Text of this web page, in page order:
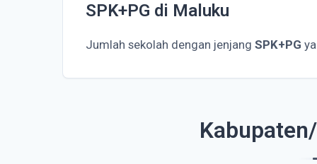
SPK+PG di Maluku
Jumlah sekolah dengan jenjang SPK+PG